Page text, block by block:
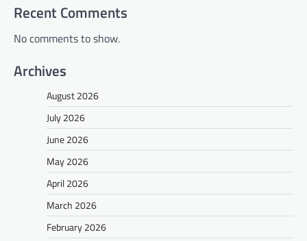
Recent Comments
No comments to show.
Archives
August 2026
July 2026
June 2026
May 2026
April 2026
March 2026
February 2026